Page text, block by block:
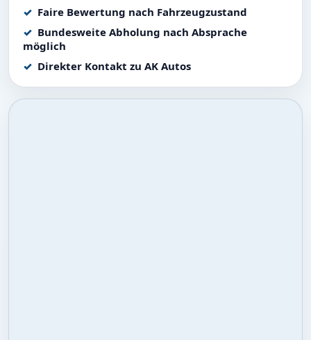
Faire Bewertung nach Fahrzeugzustand
Bundesweite Abholung nach Absprache
möglich
Direkter Kontakt zu AK Autos